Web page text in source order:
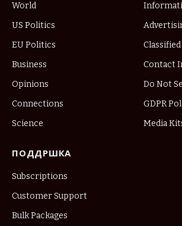
World
US Politics
EU Politics
Business
Opinions
Connections
Science
Classified
Contact
Do Not
GDPR
Media
ПОДДРШКА
Subscriptions
Customer Support
Bulk Packages